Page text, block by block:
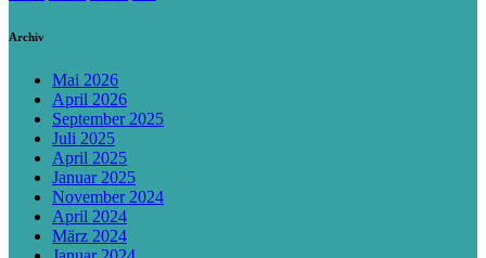
Archiv
Mai 2026
April 2026
September 2025
Juli 2025
April 2025
Januar 2025
November 2024
April 2024
März 2024